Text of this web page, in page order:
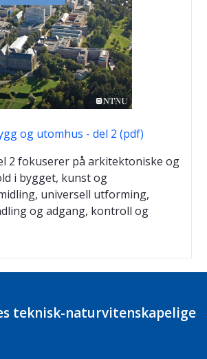
og utomhus - del 2 (pdf)
2 fokuserer på arkitektoniske og
i bygget, kunst og
universell utforming,
og adgang, kontroll og
teknisk-naturvitenskapelige